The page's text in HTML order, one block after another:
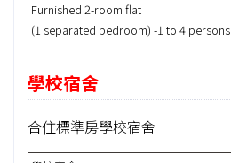
Furnished 2-room flat
(1 separated bedroom) -1 to 4 persons
學校宿舍
合住標準房學校宿舍